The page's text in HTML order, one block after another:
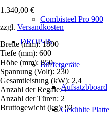
Combisteel Pro 900
DROP-IN
Büffetgeräte
Aufsatzbboard
Gekühlte Platte
1.340,00 €
zzgl. Versandkosten
Breite (mm): 1800
Tiefe (mm): 600
Höhe (mm): 850
Spannung (Volt): 230
Gesamtleistung (kW): 2,4
Anzahl der Regale: 1
Anzahl der Türen: 2
Bruttogewicht (kg): 92